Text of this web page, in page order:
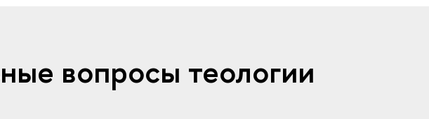
вопросы теологии